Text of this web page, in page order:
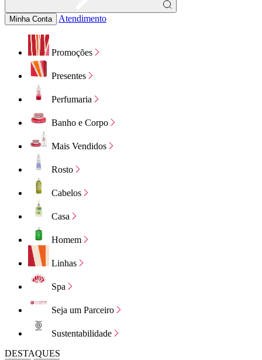
Minha Conta Atendimento
Promoções
Presentes
Perfumaria
Banho e Corpo
Mais Vendidos
Rosto
Cabelos
Casa
Homem
Linhas
Spa
Seja um Parceiro
Sustentabilidade
DESTAQUES